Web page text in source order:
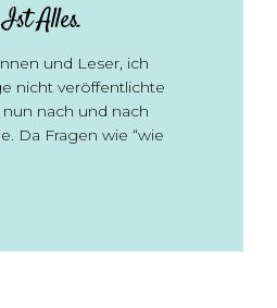
Alles.
und Leser, ich
nicht veröffentlichte
nach und nach
Da Fragen wie “wie